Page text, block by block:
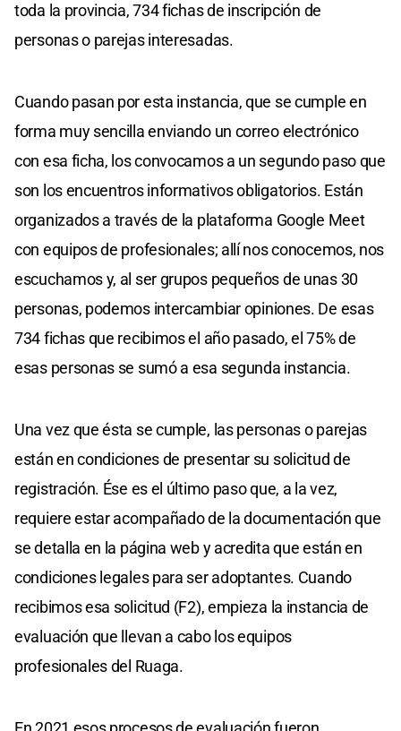
toda la provincia, 734 fichas de inscripción de
personas o parejas interesadas.
Cuando pasan por esta instancia, que se cumple en
forma muy sencilla enviando un correo electrónico
con esa ficha, los convocamos a un segundo paso que
son los encuentros informativos obligatorios. Están
organizados a través de la plataforma Google Meet
con equipos de profesionales; allí nos conocemos, nos
escuchamos y, al ser grupos pequeños de unas 30
personas, podemos intercambiar opiniones. De esas
734 fichas que recibimos el año pasado, el 75% de
esas personas se sumó a esa segunda instancia.
Una vez que ésta se cumple, las personas o parejas
están en condiciones de presentar su solicitud de
registración. Ése es el último paso que, a la vez,
requiere estar acompañado de la documentación que
se detalla en la página web y acredita que están en
condiciones legales para ser adoptantes. Cuando
recibimos esa solicitud (F2), empieza la instancia de
evaluación que llevan a cabo los equipos
profesionales del Ruaga.